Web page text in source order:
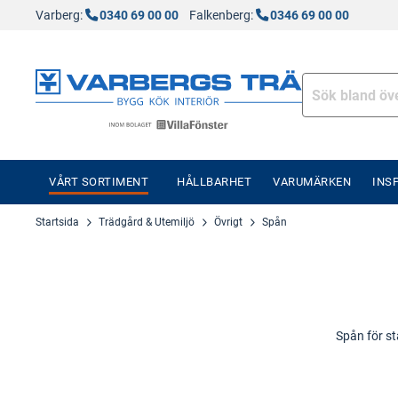
Varberg: 0340 69 00 00 Falkenberg: 0346 69 00 00
VÅRT SORTIMENT HÅLLBARHET VARUMÄRKEN
Startsida Trädgård & Utemiljö Övrigt Spån
Spån för